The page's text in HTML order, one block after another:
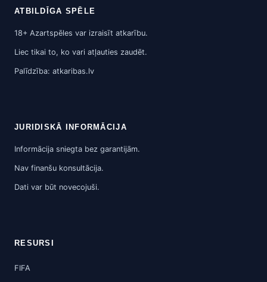
ATBILDĪGA SPĒLE
18+ Azartspēles var izraisīt atkarību.
Liec tikai to, ko vari atļauties zaudēt.
Palīdzība: atkaribas.lv
JURIDISKĀ INFORMĀCIJA
Informācija sniegta bez garantijām.
Nav finanšu konsultācija.
Dati var būt novecojuši.
RESURSI
FIFA